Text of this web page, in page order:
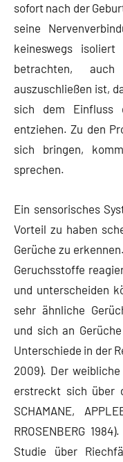
sofort nach der
seine
keineswegs
betrachten,
auszuschließen ist,
sich dem Einfluss
entziehen. Zu den
sich bringen,
sprechen.
Ein sensorisches
Vorteil zu haben
Gerüche zu
Geruchsstoffe
und unterscheiden
sehr ähnliche
und sich an
Unterschiede in der
2009). Der
erstreckt sich über
SCHAMANE,
RROSENBERG
Studie über